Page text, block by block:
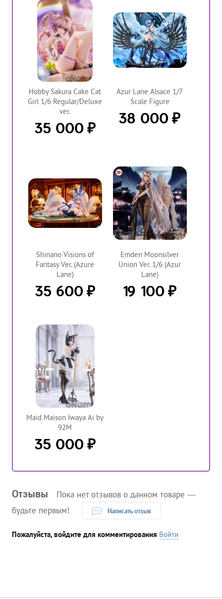
Hobby Sakura Cake Cat
Girl 1/6 Regular/Deluxe
ver.
35 000 ₽
Azur Lane Alsace 1/7
Scale Figure
38 000 ₽
Shinano Visions of
Fantasy Ver. (Azure
Lane)
35 600 ₽
Emden Moonsilver
Union Ver. 1/6 (Azur
Lane)
19 100 ₽
Maid Maison Iwaya Ai by
92M
35 000 ₽
Отзывы
Пока нет отзывов о данном товаре —
будьте первым!
Написать отзыв
Пожалуйста, войдите для комментирования Войти